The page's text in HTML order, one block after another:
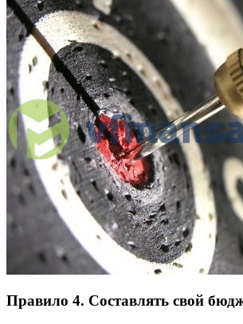
Правило 4. Составлять свой